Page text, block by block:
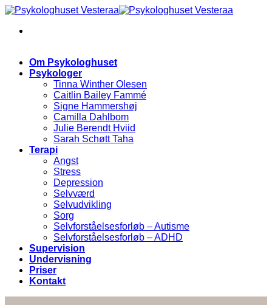
Skip
content
Om Psykologhuset
Psykologer
Tinna Winther Olesen
Caitlin Bailey Fammé
Signe Hammershøj
Camilla Dahlbom
Julie Berendt Hviid
Sarah Schøtt Taha
Terapi
Angst
Stress
Depression
Selvværd
Selvudvikling
Sorg
Selvforståelsesforløb – Autisme
Selvforståelsesforløb – ADHD
Supervision
Undervisning
Priser
Kontakt